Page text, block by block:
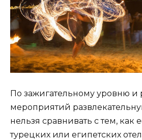
По зажигательному уровню и
мероприятий
нельзя сравнивать с тем, как
турецких или египетских